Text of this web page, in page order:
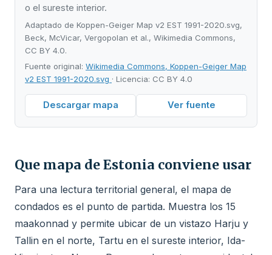
o el sureste interior.
Adaptado de Koppen-Geiger Map v2 EST 1991-2020.svg,
Beck, McVicar, Vergopolan et al., Wikimedia Commons,
CC BY 4.0.
Fuente original: Wikimedia Commons, Koppen-Geiger Map
v2 EST 1991-2020.svg · Licencia: CC BY 4.0
Descargar mapa Ver fuente
Que mapa de Estonia conviene usar
Para una lectura territorial general, el mapa de
condados es el punto de partida. Muestra los 15
maakonnad y permite ubicar de un vistazo Harju y
Tallin en el norte, Tartu en el sureste interior, Ida-